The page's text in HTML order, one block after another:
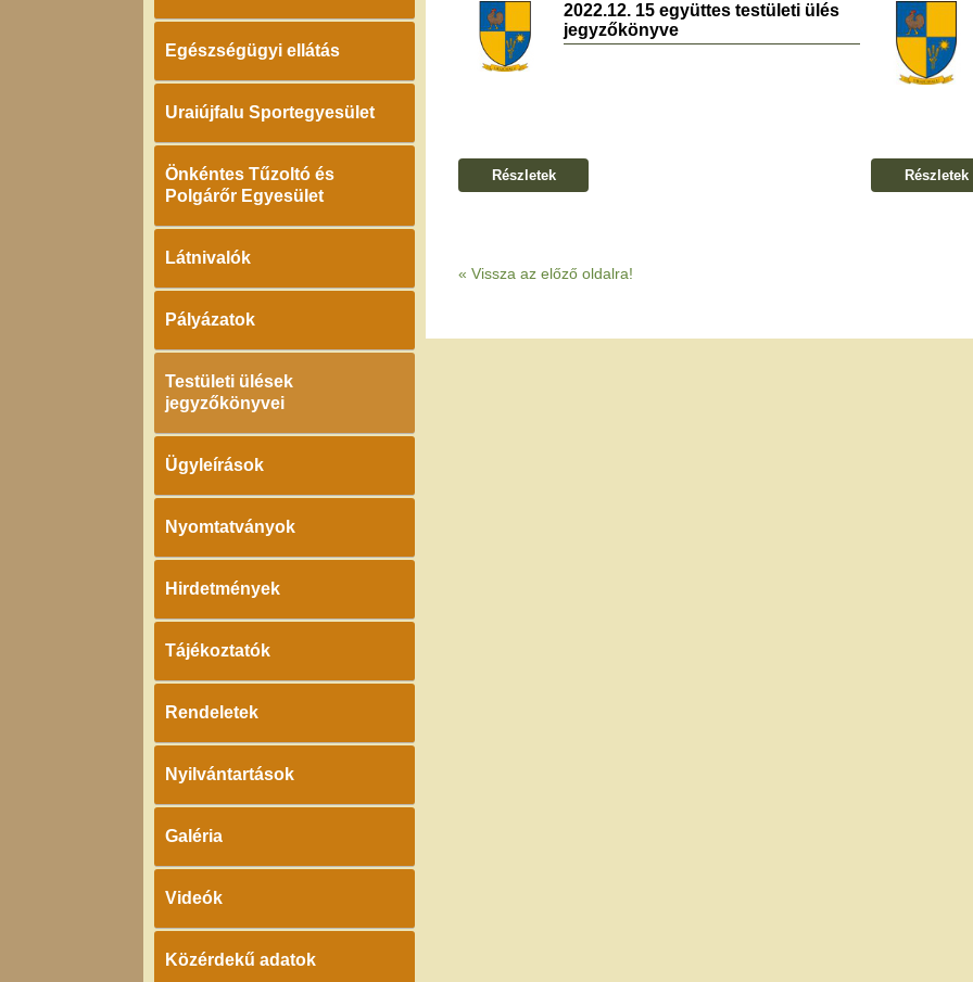
Egészségügyi ellátás
Uraiújfalu Sportegyesület
Önkéntes Tűzoltó és
Polgárőr Egyesület
Látnivalók
Pályázatok
Testületi ülések
jegyzőkönyvei
Ügyleírások
Nyomtatványok
Hirdetmények
Tájékoztatók
Rendeletek
Nyilvántartások
Galéria
Videók
Közérdekű adatok
2022.12. 15 együttes testületi ülés
jegyzőkönyve
Részletek Részletek
« Vissza az előző oldalra!